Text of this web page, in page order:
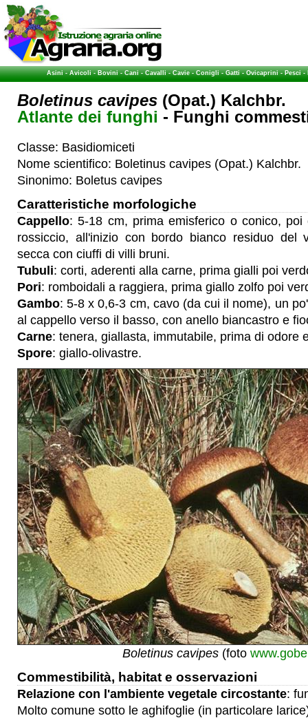
Asini-Avicoli-Bovini-Cani-Cavalli-Cavie-Conigli-Gatti-Ovicaprini-Pesci-
Boletinus cavipes (Opat.) Kalchbr.
Atlante dei funghi - Funghi
Classe: Basidiomiceti
Nome scientifico: Boletinus cavipes (Opat.) Kalchbr.
Sinonimo: Boletus cavipes
Caratteristiche morfologiche
Cappello: 5-18 cm, prima emisferico o conico, poi
rossiccio, all'inizio con bordo bianco residuo del
secca con ciuffi di villi bruni.
Tubuli: corti, aderenti alla carne, prima gialli poi
Pori: romboidali a raggiera, prima giallo zolfo poi
Gambo: 5-8 x 0,6-3 cm, cavo (da cui il nome), un
al cappello verso il basso, con anello biancastro e
Carne: tenera, giallasta, immutabile, prima di odore
Spore: giallo-olivastre.
Boletinus cavipes(foto
Commestibilità, habitat e osservazioni
Relazione con l'ambiente vegetale circostante:
Molto comune sotto le aghifoglie (in particolare